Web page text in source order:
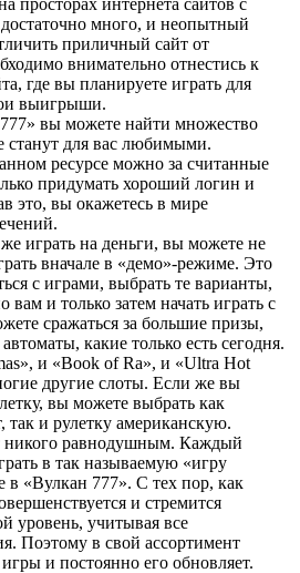
много, и неопытный
приличный сайт от
внимательно отнестись к
где вы планируете играть для
выигрыши.
вы можете найти множество
станут для вас любимыми.
ресурсе можно за считанные
придумать хороший логин и
это, вы окажетесь в мире
играть на деньги, вы можете не
вначале в «демо»-режиме. Это
с играми, выбрать те варианты,
и только затем начать играть с
сражаться за большие призы,
какие только есть сегодня.
и «Book of Ra», и «Ultra Hot
другие слоты. Если же вы
вы можете выбрать как
так и рулетку американскую.
никого равнодушным. Каждый
в так называемую «игру
в «Вулкан 777». С тех пор, как
и стремится
уровень, учитывая все
Поэтому в свой ассортимент
и постоянно его обновляет.